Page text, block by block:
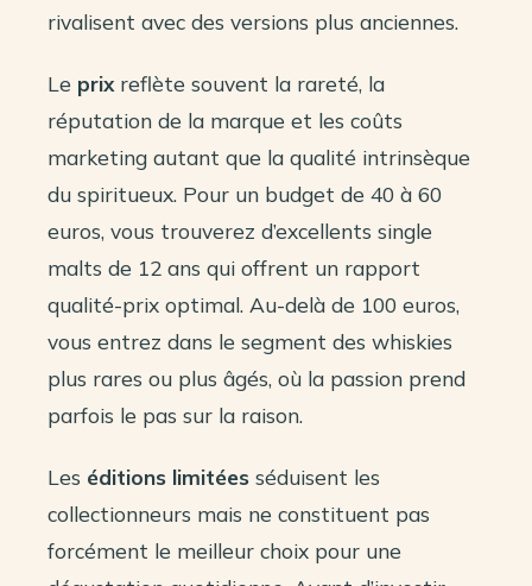
rivalisent avec des versions plus anciennes.
Le prix reflète souvent la rareté, la
réputation de la marque et les coûts
marketing autant que la qualité intrinsèque
du spiritueux. Pour un budget de 40 à 60
euros, vous trouverez d’excellents single
malts de 12 ans qui offrent un rapport
qualité-prix optimal. Au-delà de 100 euros,
vous entrez dans le segment des whiskies
plus rares ou plus âgés, où la passion prend
parfois le pas sur la raison.
Les éditions limitées séduisent les
collectionneurs mais ne constituent pas
forcément le meilleur choix pour une